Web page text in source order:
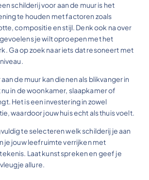
schilderij voor aan de muur is het
te houden met factoren zoals
compositie en stijl. Denk ook na over
je wilt oproepen met het
Ga op zoek naar iets dat resoneert met
de muur kan dienen als blikvanger in
in de woonkamer, slaapkamer of
Het is een investering in zowel
waardoor jouw huis echt als thuis voelt.
te selecteren welk schilderij je aan
je jouw leefruimte verrijken met
Laat kunst spreken en geef je
allure.